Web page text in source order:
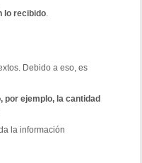
lo recibido.
Debido a eso, es
ejemplo, la cantidad
la información